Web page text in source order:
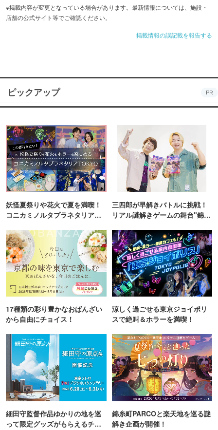
※掲載内容が変更となっている場合があります。最新情報については、施設・
店舗の公式サイト等でご確認ください。
掲載情報の誤記載を報告する
ピックアップ PR
妖怪夏祭りや花火で夏を満喫！
コニカミノルタプラネタリア
三四郎が早解きバトルに挑戦！
リアル謎解きゲームの舞台"錦糸
17種類の彩り豊かなおばんざい
から自由にチョイス！
涼しく過ごせる東京ジョイポリ
スで絶叫＆ホラーを満喫！
細田守監督作品ゆかりの地を巡
って限定グッズがもらえるチャ
錦糸町PARCOと楽天地を巡る謎
解き企画が開催！